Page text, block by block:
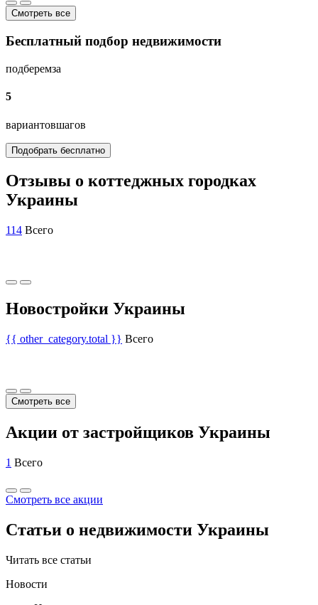
Смотреть все
Бесплатный подбор недвижимости
подберемза
5
вариантовшагов
Подобрать бесплатно
Отзывы о коттеджных городках
Украины
114 Всего
Новостройки Украины
{{ other_category.total }} Всего
Смотреть все
Акции от застройщиков Украины
1 Всего
Смотреть все акции
Статьи о недвижимости Украины
Читать все статьи
Новости